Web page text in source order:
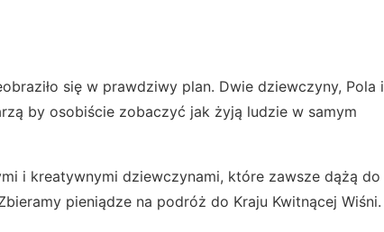
się w prawdziwy plan. Dwie dziewczyny, Pola i
by osobiście zobaczyć jak żyją ludzie w samym
i kreatywnymi dziewczynami, które zawsze dążą do
pieniądze na podróż do Kraju Kwitnącej Wiśni.